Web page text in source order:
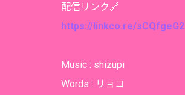
配信リンク🔗
https://linkco.re/sCQfgeG2
Music : shizupi
Words : リョコ